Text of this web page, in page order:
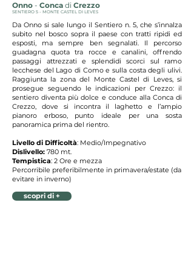
Onno - Conca di Crezzo
SENTIERO 5 - MONTE CASTEL DI LEVES
Da Onno si sale lungo il Sentiero n. 5, che s’innalza
subito nel bosco sopra il paese con tratti ripidi ed
esposti, ma sempre ben segnalati. Il percorso
guadagna quota tra rocce e canalini, offrendo
passaggi attrezzati e splendidi scorci sul ramo
lecchese del Lago di Como e sulla costa degli ulivi.
Raggiunta la zona del Monte Castel di Leves, si
prosegue seguendo le indicazioni per Crezzo: il
sentiero diventa più dolce e conduce alla Conca di
Crezzo, dove si incontra il laghetto e l’ampio
pianoro erboso, punto ideale per una sosta
panoramica prima del rientro.
Livello di Difficoltà: Medio/Impegnativo
Dislivello: 780 mt.
Tempistica: 2 Ore e mezza
Percorribile preferibilmente in primavera/estate (da
evitare in inverno)
scopri di +